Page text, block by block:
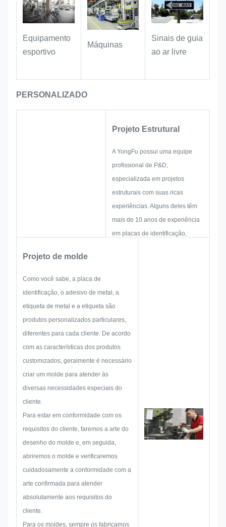
uma ampla gama de embalagens
de beleza e cuidados, como
frascos luxuosos de óleos
essenciais, recipientes para
Equipamento
esportivo
Máquinas
Sinais de guia
ao ar livre
PERSONALIZADO
Projeto Estrutural
A YongFu possui uma equipe
profissional de P&D,
especializada em projetos
estruturais com suas ricas
experiências. Alguns deles têm
mais de 10 anos de experiência
em placas de identificação,
metal, consideraremos
antecipadamente todas as
possibilidades de problemas que
Projeto de molde
Como você sabe, a placa de
identificação, o adesivo de metal, a
etiqueta de metal e a etiqueta são
produtos personalizados particulares,
diferentes para cada cliente. De acordo
com as características dos produtos
customizados, geralmente é necessário
criar um molde para atender às
diversas necessidades especiais do
cliente.
Para estar em conformidade com os
requisitos do cliente, faremos a arte do
desenho do molde e, em seguida,
abriremos o molde e verificaremos
cuidadosamente a conformidade com a
arte confirmada para atender
absolutamente aos requisitos do
cliente.
Para os moldes, sempre os fabricamos